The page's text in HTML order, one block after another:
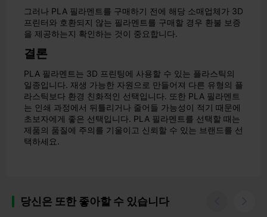
그러나 PLA 필라멘트를 구매하기 전에 해당 소매업체가 3D
프린터와 호환되지 않는 필라멘트를 구매할 경우 환불 보증
을 제공하는지 확인하는 것이 중요합니다.
결론
PLA 필라멘트는 3D 프린팅에 사용할 수 있는 플라스틱의
일종입니다. 재생 가능한 자원으로 만들어져 다른 유형의 플
라스틱보다 환경 친화적인 선택입니다. 또한 PLA 필라멘트
는 인쇄 과정에서 뒤틀리거나 줄어들 가능성이 적기 때문에
초보자에게 좋은 선택입니다. PLA 필라멘트를 선택할 때는
제품의 품질에 주의를 기울이고 신뢰할 수 있는 브랜드를 선
택하세요.
당신은 또한 좋아할 수 있습니다